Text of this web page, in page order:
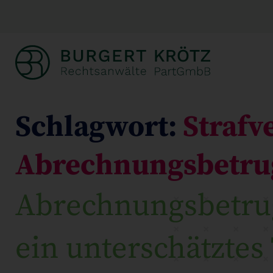
Schlagwort:
ein